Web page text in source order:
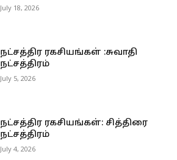
July 18, 2026
நட்சத்திர ரகசியங்கள் :சுவாதி
நட்சத்திரம்
July 5, 2026
நட்சத்திர ரகசியங்கள்: சித்திரை
நட்சத்திரம்
July 4, 2026